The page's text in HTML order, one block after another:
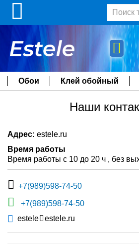
Обои Клей обойный
Наши
Адрес: estele.ru
Время работы
Время работы с 10 до 20 ч , без
+7(989)598-74-50
+7(989)598-74-50
estele
estele.ru